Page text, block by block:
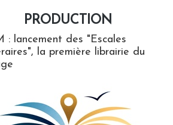
PRODUCTION
: lancement des "Escales
la première librairie du